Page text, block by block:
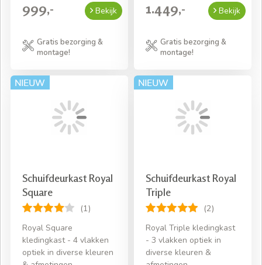
999,- Bekijk
Gratis bezorging &
montage!
1.449,- Bekijk
Gratis bezorging &
montage!
Schuifdeurkast Royal
Square
(1)
Royal Square
kledingkast - 4 vlakken
optiek in diverse kleuren
Schuifdeurkast Royal
Triple
(2)
Royal Triple kledingkast
- 3 vlakken optiek in
diverse kleuren &